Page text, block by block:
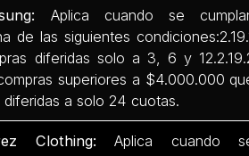
Aplica cuando se
de las siguientes
diferidas solo a 3, 6 y
superiores a $4.000.000
diferidas a solo 24 cuotas.
Clothing: Aplica cuando